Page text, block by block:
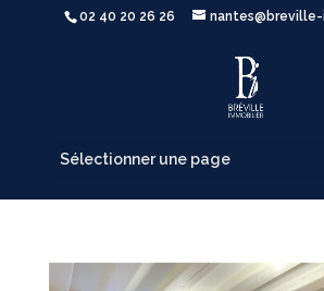
02 40 20 26 26
Sélectionner une page